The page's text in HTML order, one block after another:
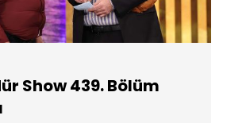
Show 439. Bölüm